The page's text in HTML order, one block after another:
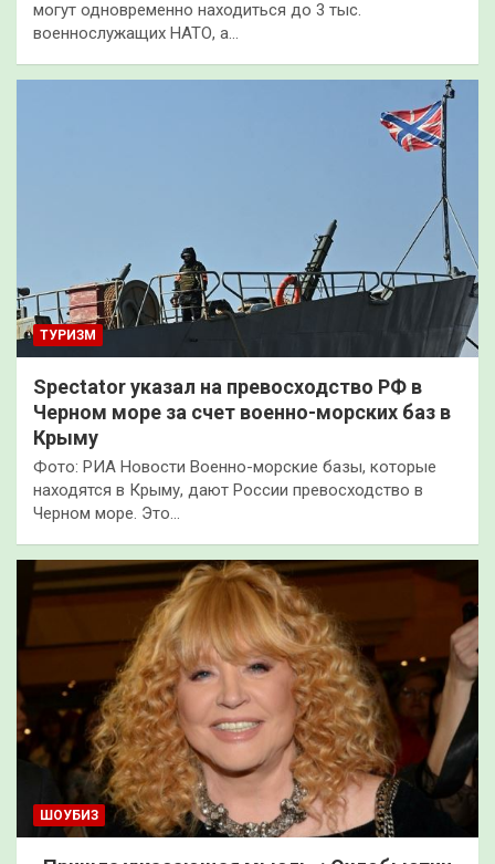
могут одновременно находиться до 3 тыс.
военнослужащих НАТО, а…
ТУРИЗМ
Spectator указал на превосходство РФ в
Черном море за счет военно-морских баз в
Крыму
Фото: РИА Новости Военно-морские базы, которые
находятся в Крыму, дают России превосходство в
Черном море. Это…
ШОУБИЗ